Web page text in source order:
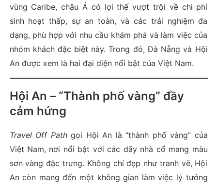
vùng Caribe, châu Á có lợi thế vượt trội về chi phí
sinh hoạt thấp, sự an toàn, và các trải nghiệm đa
dạng, phù hợp với nhu cầu khám phá và làm việc của
nhóm khách đặc biệt này. Trong đó, Đà Nẵng và Hội
An được xem là hai đại diện nổi bật của Việt Nam.
Hội An – “Thành phố vàng” đầy
cảm hứng
Travel Off Pathgọi Hội An là “thành phố vàng” của
Việt Nam, nơi nổi bật với các dãy nhà cổ mang màu
sơn vàng đặc trưng. Không chỉ đẹp như tranh vẽ, Hội
An còn mang đến một không gian làm việc lý tưởng